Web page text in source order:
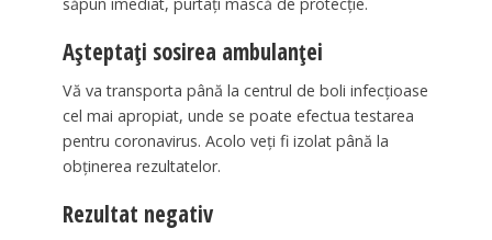
Aşteptaţi sosirea ambulanţei
Vă va transporta până la centrul de boli infecţioase
cel mai apropiat, unde se poate efectua testarea
pentru coronavirus. Acolo veţi fi izolat până la
obţinerea rezultatelor.
Rezultat negativ